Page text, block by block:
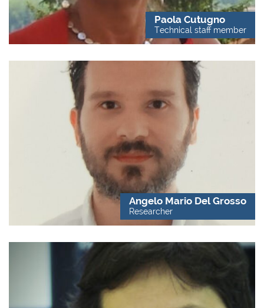
Paola Cutugno
Technical staff member
Angelo Mario Del Grosso
Researcher